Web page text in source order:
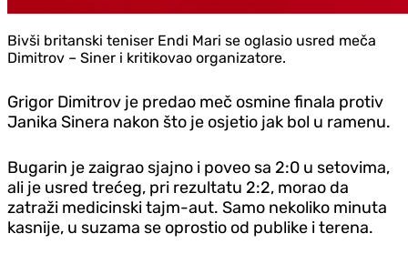
Bivši britanski teniser Endi Mari se oglasio usred meča
Dimitrov – Siner i kritikovao organizatore.
Grigor Dimitrov je predao meč osmine finala protiv
Janika Sinera nakon što je osjetio jak bol u ramenu.
Bugarin je zaigrao sjajno i poveo sa 2:0 u setovima,
ali je usred trećeg, pri rezultatu 2:2, morao da
zatraži medicinski tajm-aut. Samo nekoliko minuta
kasnije, u suzama se oprostio od publike i terena.